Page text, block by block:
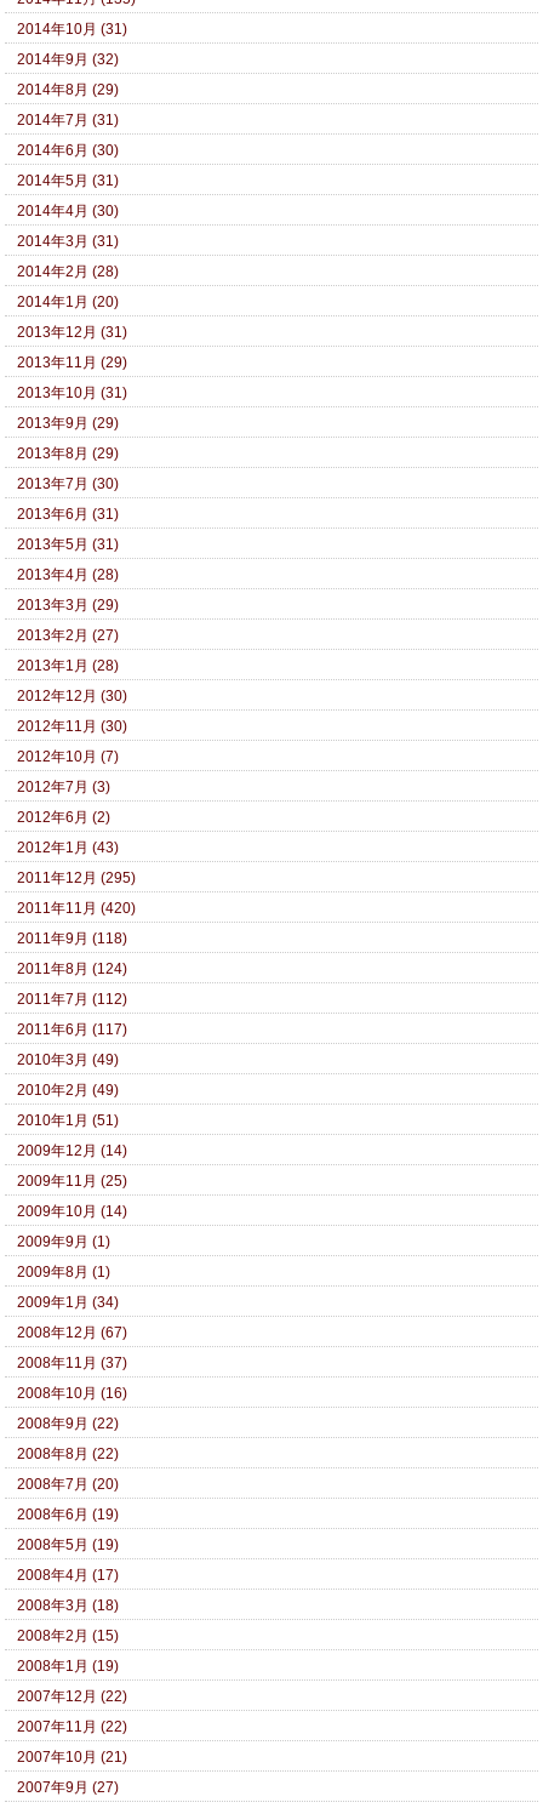
2014年10月 (31)
2014年9月 (32)
2014年8月 (29)
2014年7月 (31)
2014年6月 (30)
2014年5月 (31)
2014年4月 (30)
2014年3月 (31)
2014年2月 (28)
2014年1月 (20)
2013年12月 (31)
2013年11月 (29)
2013年10月 (31)
2013年9月 (29)
2013年8月 (29)
2013年7月 (30)
2013年6月 (31)
2013年5月 (31)
2013年4月 (28)
2013年3月 (29)
2013年2月 (27)
2013年1月 (28)
2012年12月 (30)
2012年11月 (30)
2012年10月 (7)
2012年7月 (3)
2012年6月 (2)
2012年1月 (43)
2011年12月 (295)
2011年11月 (420)
2011年9月 (118)
2011年8月 (124)
2011年7月 (112)
2011年6月 (117)
2010年3月 (49)
2010年2月 (49)
2010年1月 (51)
2009年12月 (14)
2009年11月 (25)
2009年10月 (14)
2009年9月 (1)
2009年8月 (1)
2009年1月 (34)
2008年12月 (67)
2008年11月 (37)
2008年10月 (16)
2008年9月 (22)
2008年8月 (22)
2008年7月 (20)
2008年6月 (19)
2008年5月 (19)
2008年4月 (17)
2008年3月 (18)
2008年2月 (15)
2008年1月 (19)
2007年12月 (22)
2007年11月 (22)
2007年10月 (21)
2007年9月 (27)